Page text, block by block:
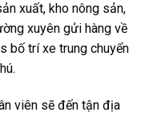
xuất, kho nông sản,
xuyên gửi hàng về
bố trí xe trung chuyển
viên sẽ đến tận địa